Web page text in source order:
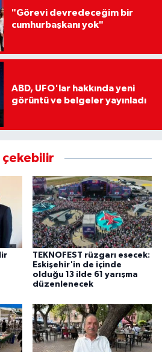
"Görevi devredeceğim bir
cumhurbaşkanı yok"
ABD, UFO'lar hakkında yeni
görüntü ve belgeler yayınladı
çekebilir
TEKNOFEST rüzgarı esecek:
Eskişehir'in de içinde
olduğu 13 ilde 61 yarışma
düzenlenecek